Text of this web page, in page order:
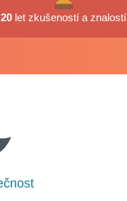
20 let zkušeností a znalostí